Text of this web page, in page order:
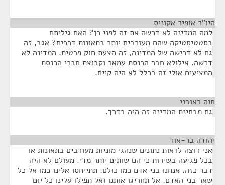
היו"ר אופיר אקוניס
למה המדינה לא דרשה את זה לפני כן? האם גיליתם
בסטטיסטיקה שהם מעורבים יותר בתאונות דרכים? אגב, זה
גם לא דרישה של המדינה, זה הצעת חוק פרטית. המדינה לא
דרשה. אילולא חבר הכנסת עמאר וקבוצת חברי הכנסת
המציעים אולי זה בכלל לא היה קיים.
חוה ראובני
גם מבחינת המדינה זה היה בדרך.
יהודה בר-אור
אני רוצה לראות נתונים שנהגי מוניות מעורבים בתאונות או
בכל פגיעה בשירות כי הם שותים יותר מדי. מעולם לא היה
דבר כזה. אנחנו בני אדם כמו כולם. תתייחסו אלינו כמו אל כל
שאר בני האדם. אל תחריגו אותנו ואל תפילו עלינו כל יום